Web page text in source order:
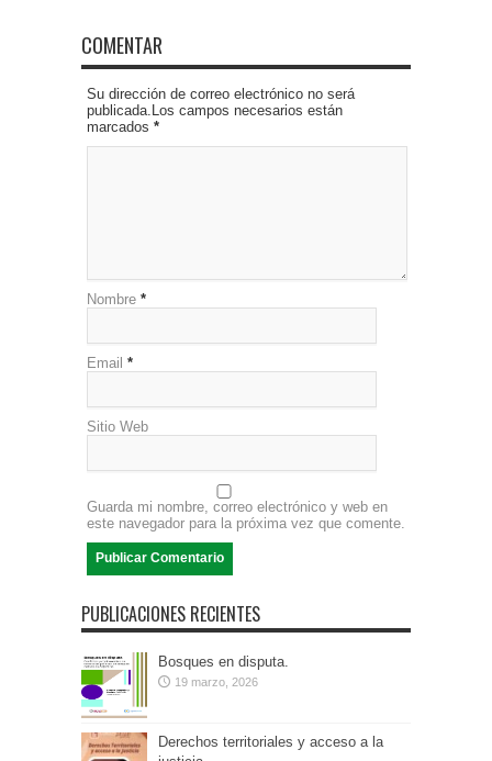
COMENTAR
Su dirección de correo electrónico no será
publicada.Los campos necesarios están
marcados *
Nombre *
Email *
Sitio Web
Guarda mi nombre, correo electrónico y web en
este navegador para la próxima vez que comente.
PUBLICACIONES RECIENTES
Bosques en disputa.
19 marzo, 2026
Derechos territoriales y acceso a la